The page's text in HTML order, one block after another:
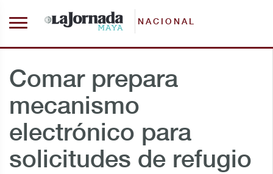
NACIONAL
Comar prepara
mecanismo
electrónico para
solicitudes de refugio